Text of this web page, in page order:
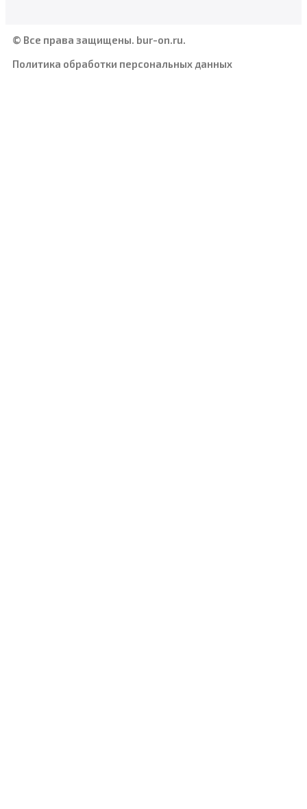
© Все права защищены. bur-on.ru.
Политика обработки персональных данных